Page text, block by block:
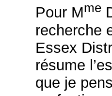
Pour Mme
recherche
Essex
résume
que je